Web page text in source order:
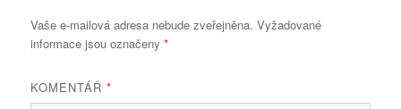
Vaše e-mailová adresa nebude zveřejněna. Vyžadované
informace jsou označeny*
KOMENTÁŘ*